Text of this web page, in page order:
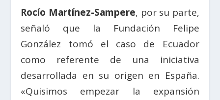
Rocío Martínez-Sampere, por su parte,
señaló que la Fundación Felipe
González tomó el caso de Ecuador
como referente de una iniciativa
desarrollada en su origen en España.
«Quisimos empezar la expansión